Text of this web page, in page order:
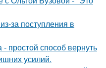
за поступления в
простой способ вернуть
усилий.